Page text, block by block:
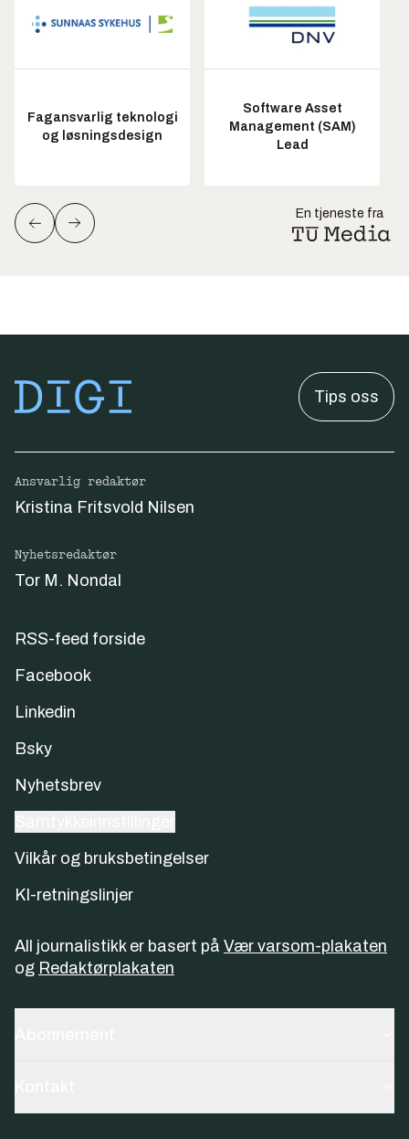
Fagansvarlig teknologi
og løsningsdesign
Software Asset
Management (SAM)
Lead
En tjeneste fra
Tips oss
Ansvarlig redaktør
Kristina Fritsvold Nilsen
Nyhetsredaktør
Tor M. Nondal
RSS-feed forside
Facebook
Linkedin
Bsky
Nyhetsbrev
Vilkår og bruksbetingelser
KI-retningslinjer
All journalistikk er basert på Vær varsom-plakaten
og Redaktørplakaten